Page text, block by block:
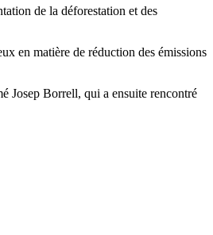
de la déforestation et des
en matière de réduction des émissions
Josep Borrell, qui a ensuite rencontré